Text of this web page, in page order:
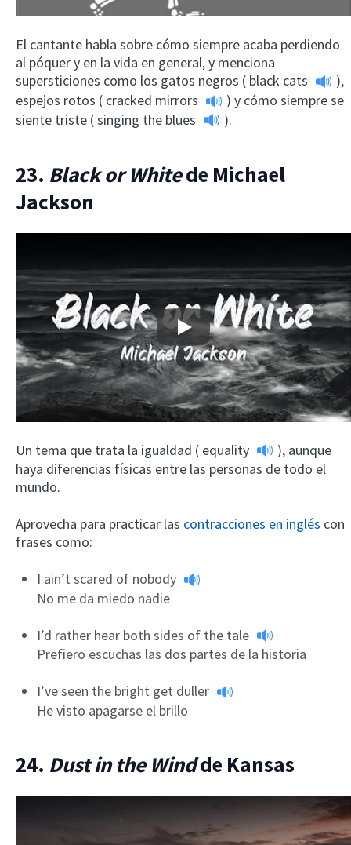
El cantante habla sobre cómo siempre acaba perdiendo
al póquer y en la vida en general, y menciona
supersticiones como los gatos negros ( black cats
),
espejos rotos ( cracked mirrors
) y cómo siempre se
siente triste (singing the blues ).
23. Black or Whitede Michael
Jackson
Play
Un tema que trata la igualdad ( equality
), aunque
haya diferencias físicas entre las personas de todo el
mundo.
Aprovecha para practicar las contracciones en inglés con
frases como:
I ain’t scared of nobody
No me da miedo nadie
I’d rather hear both sides of the tale
Prefiero escuchas las dos partes de la historia
I’ve seen the bright get duller
He visto apagarse el brillo
24. Dust in the Windde Kansas
×
This website uses cookies to improve user
experience. By using our website you
ACCEPT